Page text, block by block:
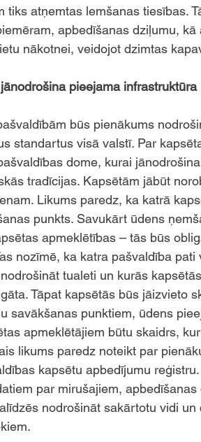
tiks atņemtas lemšanas tiesības.
apbedīšanas dziļumu,
nākotnei, veidojot dzimtas
pieejama infrastruktūra
būs pienākums
standartus visā valstī. Par
dome, kurai
tradīcijas. Kapsētām jābūt
Likums paredz, ka katrā
punkts. Savukārt ūdens
apmeklētības – tās būs
nozīmē, ka katra pašvaldība
tualeti un kurās
Tāpat kapsētās būs jāizvieto
savākšanas punktiem, ūdens
apmeklētājiem būtu skaidrs,
likums paredz noteikt par
kapsētu apbedījumu
par mirušajiem,
nodrošināt sakārtotu vidi